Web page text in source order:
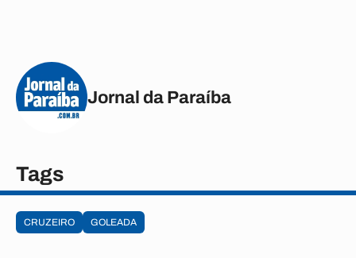
Jornal da Paraíba
Tags
CRUZEIRO GOLEADA